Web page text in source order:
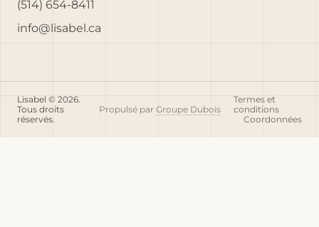
(514) 654-8411
info@lisabel.ca
Lisabel © 2026.
Tous droits
réservés.
Propulsé par Groupe Dubois
Termes et
conditions
Coordonnées